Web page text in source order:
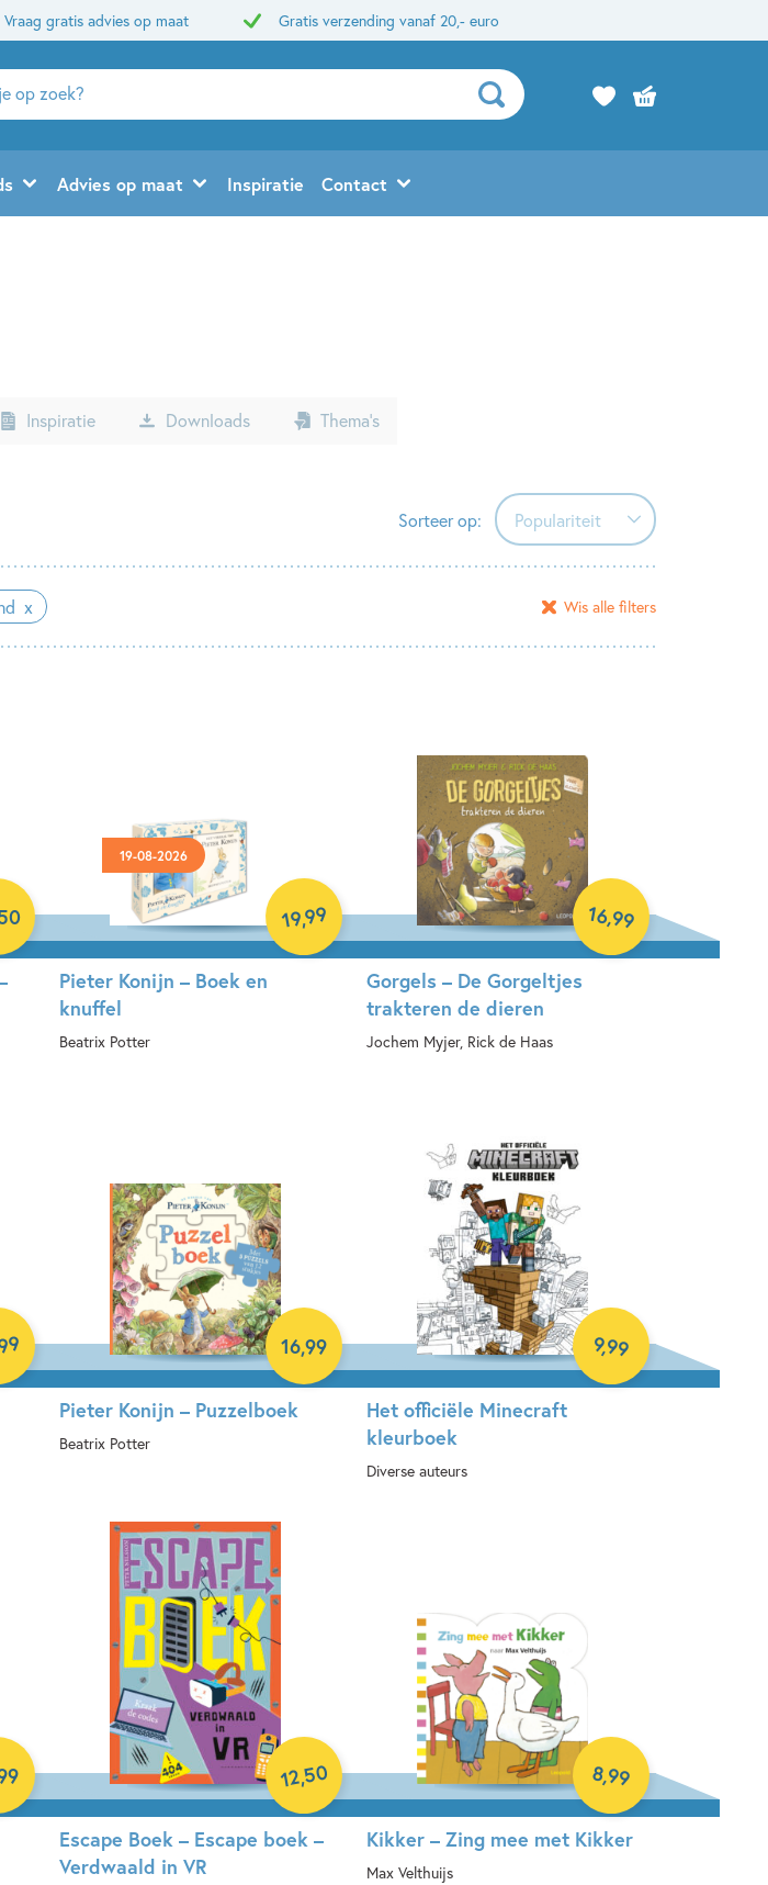
Vraag gratis advies op maat Gratis verzending vanaf 20,- euro
Advies op maat Inspiratie Contact
Inspiratie Downloads Thema’s
Sorteer op: Populariteit
Populariteit
Verschijningsdatum
Alfabetisch (A-Z)
Prijs (aflopend)
Wis alle filters
19-08-2026
Pieter Konijn – Boek en
knuffel
Beatrix Potter
19,99
Gorgels – De Gorgeltjes
trakteren de dieren
Jochem Myjer, Rick de Haas
16,99
Pieter Konijn – Puzzelboek
Beatrix Potter
16,99
Het officiële Minecraft
kleurboek
Diverse auteurs
9,99
Escape Boek – Escape boek –
Verdwaald in VR
12,50
Kikker – Zing mee met Kikker
Max Velthuijs
8,99